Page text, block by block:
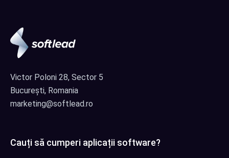
Victor Poloni 28, Sector 5
București, Romania
marketing@softlead.ro
Cauți să cumperi aplicații software?